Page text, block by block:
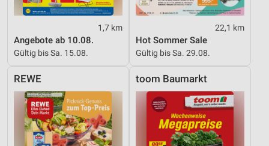
1,7 km
Angebote ab 10.08.
Gültig bis Sa. 15.08.
22,1 km
Hot Sommer Sale
Gültig bis Sa. 29.08.
REWE toom Baumarkt